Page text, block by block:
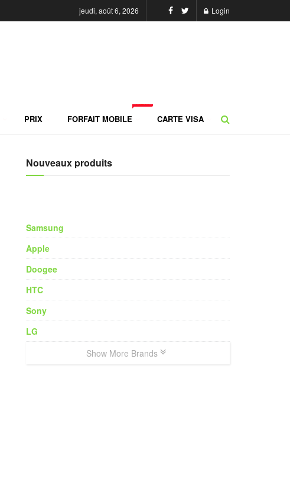
jeudi, août 6, 2026 Login
PRIX FORFAIT MOBILE CARTE VISA
Nouveaux produits
Samsung
Apple
Doogee
HTC
Sony
LG
Show More Brands